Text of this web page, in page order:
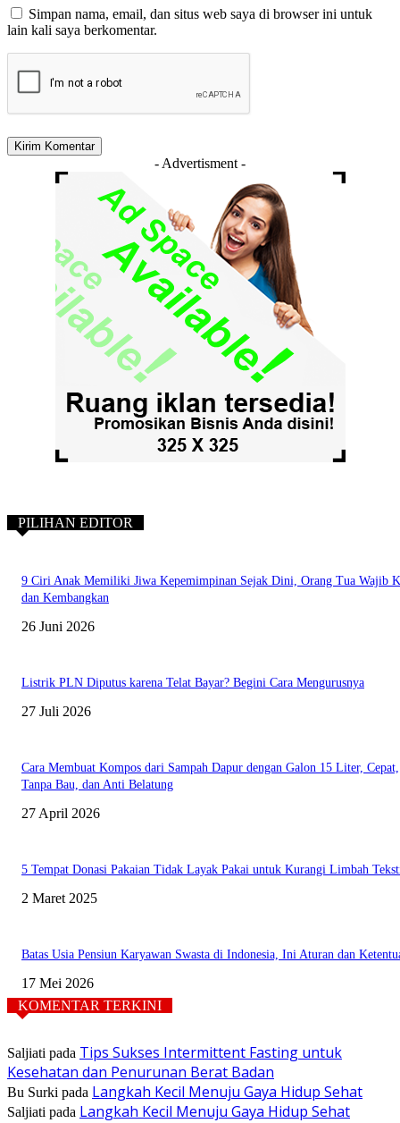
Simpan nama, email, dan situs web saya di browser ini untuk
lain kali saya berkomentar.
- Advertisment -
PILIHAN EDITOR
9 Ciri Anak Memiliki Jiwa Kepemimpinan Sejak Dini, Orang Tua Wajib
dan Kembangkan
26 Juni 2026
Listrik PLN Diputus karena Telat Bayar? Begini Cara Mengurusnya
27 Juli 2026
Cara Membuat Kompos dari Sampah Dapur dengan Galon 15 Liter, Cepat,
Tanpa Bau, dan Anti Belatung
27 April 2026
5 Tempat Donasi Pakaian Tidak Layak Pakai untuk Kurangi Limbah
2 Maret 2025
Batas Usia Pensiun Karyawan Swasta di Indonesia, Ini Aturan dan
17 Mei 2026
KOMENTAR TERKINI
Saljiati pada Tips Sukses Intermittent Fasting untuk
Kesehatan dan Penurunan Berat Badan
Bu Surki pada Langkah Kecil Menuju Gaya Hidup Sehat
Saljiati pada Langkah Kecil Menuju Gaya Hidup Sehat